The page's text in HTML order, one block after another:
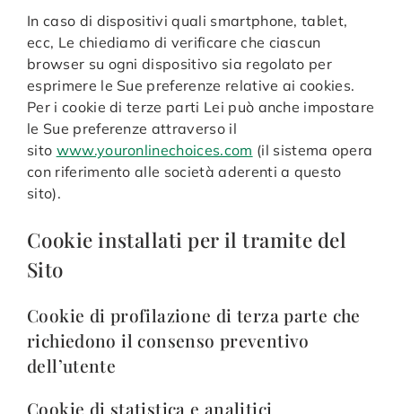
In caso di dispositivi quali smartphone, tablet,
ecc, Le chiediamo di verificare che ciascun
browser su ogni dispositivo sia regolato per
esprimere le Sue preferenze relative ai cookies.
Per i cookie di terze parti Lei può anche impostare
le Sue preferenze attraverso il
sito www.youronlinechoices.com (il sistema opera
con riferimento alle società aderenti a questo
sito).
Cookie installati per il tramite del
Sito
Cookie di profilazione di terza parte che
richiedono il consenso preventivo
dell’utente
Cookie di statistica e analitici